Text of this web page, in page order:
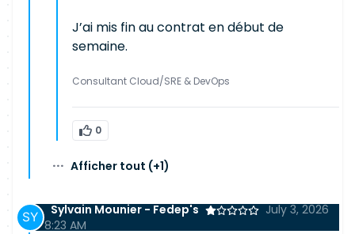
J’ai mis fin au contrat en début de
semaine.
Consultant Cloud/SRE & DevOps
0
··· Afficher tout (+1)
Sylvain Mounier - Fedep's
July 3, 2026
8:23 AM